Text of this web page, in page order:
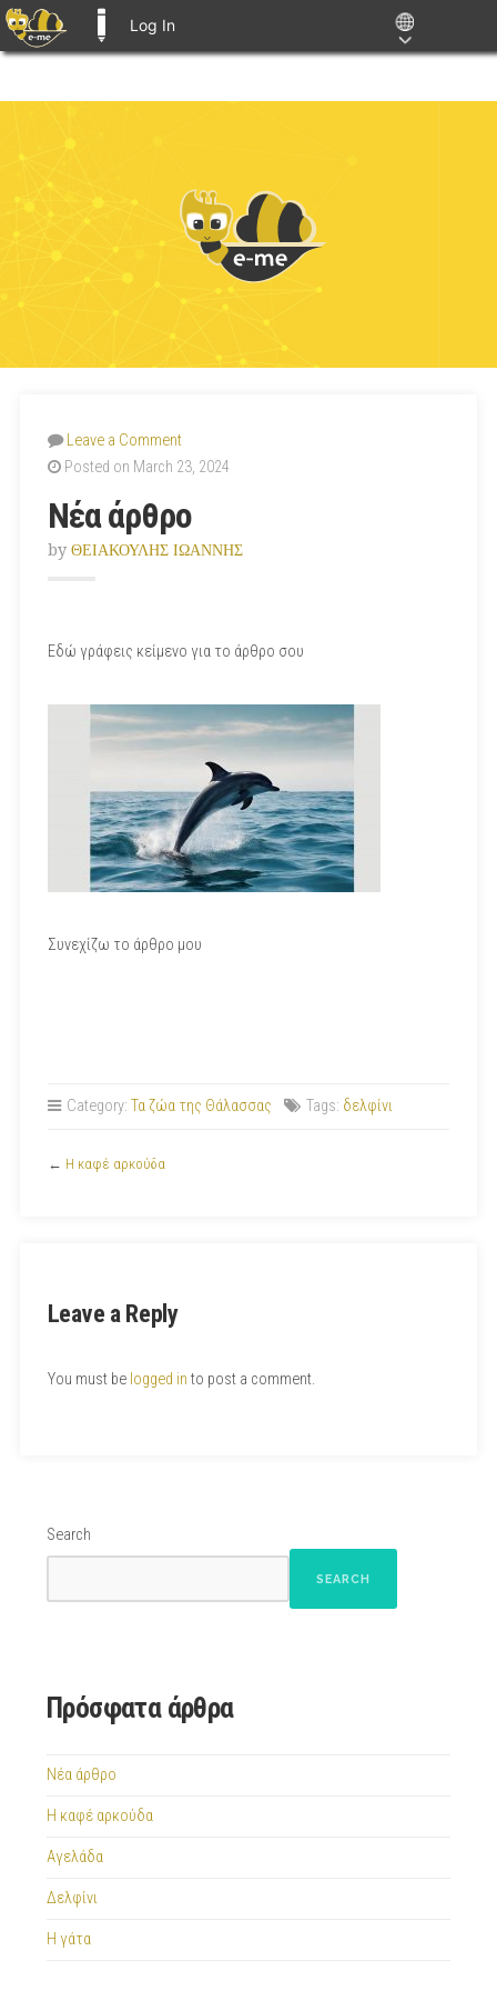
Log In
Leave a Comment
Posted on March 23, 2024
Νέα άρθρο
by ΘΕΙΑΚΟΥΛΗΣ ΙΩΑΝΝΗΣ
Εδώ γράφεις κείμενο για το άρθρο σου
Συνεχίζω το άρθρο μου
Category: Τα ζώα της Θάλασσας Tags: δελφίνι
← Η καφέ αρκούδα
Leave a Reply
You must be logged in to post a comment.
Search
SEARCH
Πρόσφατα άρθρα
Νέα άρθρο
Η καφέ αρκούδα
Αγελάδα
Δελφίνι
Η γάτα